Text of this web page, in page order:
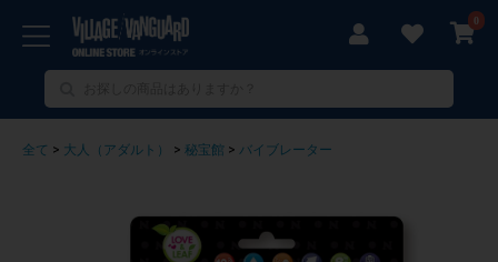
0
全て > 大人（アダルト） > 秘宝館 > バイブレーター